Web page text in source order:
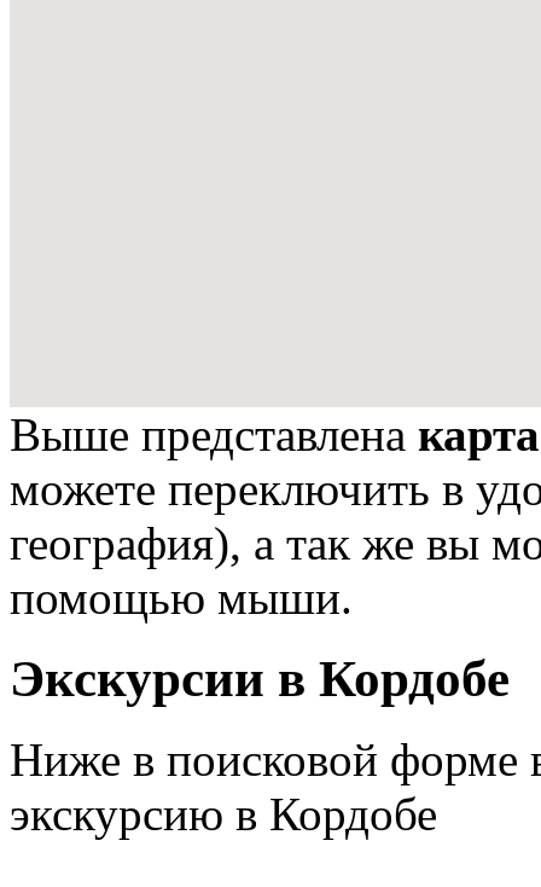
Выше представлена
можете переключить в
география), а так же вы
помощью мыши.
Экскурсии в Кордобе
Ниже в поисковой
экскурсию в Кордобе